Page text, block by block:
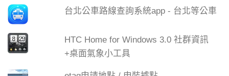
台北公車路線查詢系統app - 台北等公車
HTC Home for Windows 3.0 社群資訊
+桌面氣象小工具